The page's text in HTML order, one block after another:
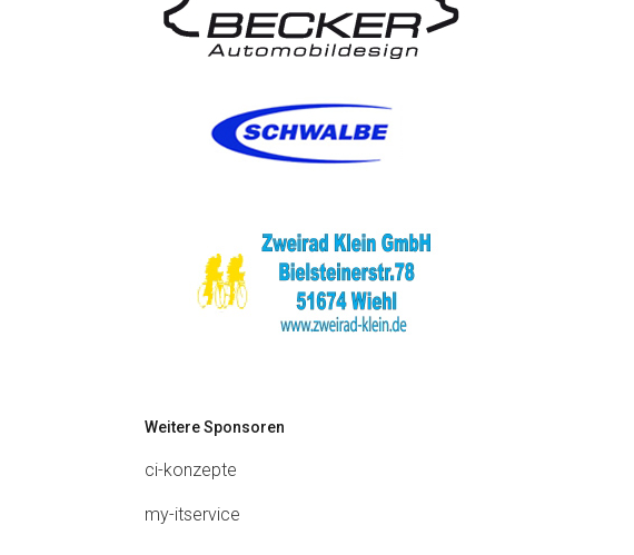
Weitere Sponsoren
ci-konzepte
my-itservice